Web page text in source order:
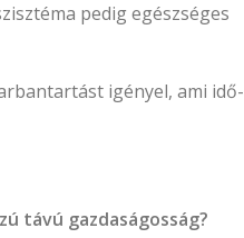
pedig egészséges
igényel, ami idő-
távú gazdaságosság?